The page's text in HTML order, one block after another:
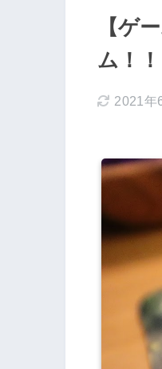
【ゲ
ム！！
2021年